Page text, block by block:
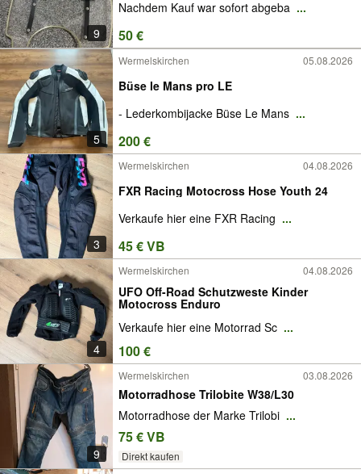
9
Nachdem Kauf war sofort abgeba ...
50 €
5
Wermelskirchen 05.08.2026
Büse le Mans pro LE
- Lederkombijacke Büse Le Mans ...
200 €
3
Wermelskirchen 04.08.2026
FXR Racing Motocross Hose Youth 24
Verkaufe hier eine FXR Racing ...
45 € VB
4
Wermelskirchen 04.08.2026
UFO Off-Road Schutzweste Kinder
Motocross Enduro
Verkaufe hier eine Motorrad Sc ...
100 €
9
Wermelskirchen 03.08.2026
Motorradhose Trilobite W38/L30
Motorradhose der Marke Trilobi ...
75 € VB
Direkt kaufen